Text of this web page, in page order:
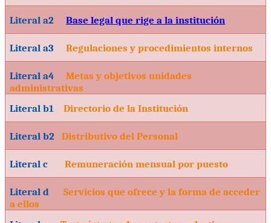
Literal a2 Base legal que rige a la institución
Literal a3 Regulaciones y procedimientos internos
Literal a4 Metas y objetivos unidades
administrativas
Literal b1 Directorio de la Institución
Literal b2 Distributivo del Personal
Literal c Remuneración mensual por puesto
Literal d Servicios que ofrece y la forma de acceder
a ellos